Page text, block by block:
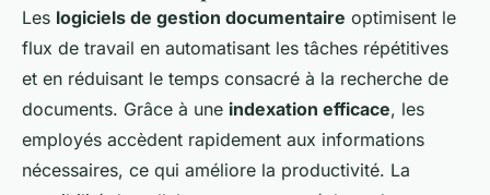
Les logiciels de gestion documentaire optimisent le
flux de travail en automatisant les tâches répétitives
et en réduisant le temps consacré à la recherche de
documents. Grâce à une indexation efficace, les
employés accèdent rapidement aux informations
nécessaires, ce qui améliore la productivité. La